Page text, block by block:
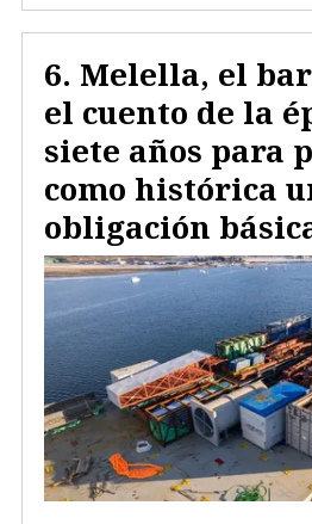
Melella, el
el cuento de la
siete años para
como histórica
obligación